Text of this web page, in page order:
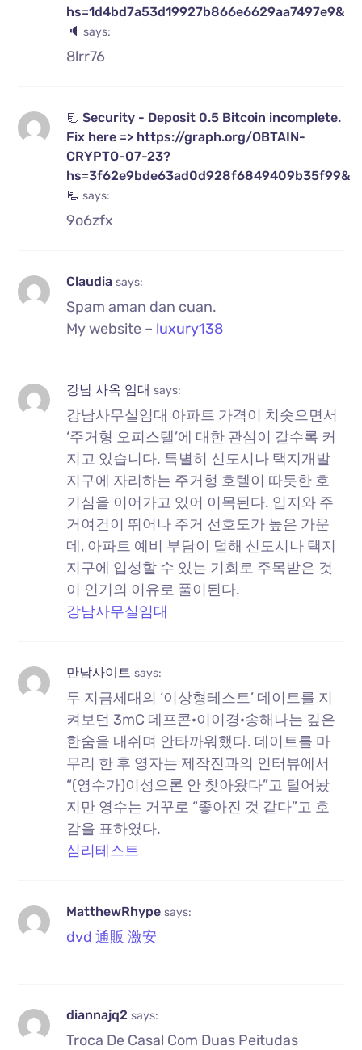
hs=1d4bd7a53d19927b866e6629aa7497e9&
🔈says:
8lrr76
📃 Security - Deposit 0.5 Bitcoin incomplete.
Fix here => https://graph.org/OBTAIN-
CRYPTO-07-23?
hs=3f62e9bde63ad0d928f6849409b35f99&
📃says:
9o6zfx
Claudiasays:
Spam aman dan cuan.
My website – luxury138
강남 사옥 임대says:
강남사무실임대 아파트 가격이 치솟으면서
‘주거형 오피스텔’에 대한 관심이 갈수록 커
지고 있습니다. 특별히 신도시나 택지개발
지구에 자리하는 주거형 호텔이 따듯한 호
기심을 이어가고 있어 이목된다. 입지와 주
거여건이 뛰어나 주거 선호도가 높은 가운
데, 아파트 예비 부담이 덜해 신도시나 택지
지구에 입성할 수 있는 기회로 주목받은 것
이 인기의 이유로 풀이된다.
강남사무실임대
만남사이트says:
두 지금세대의 ‘이상형테스트’ 데이트를 지
켜보던 3mC 데프콘·이이경·송해나는 깊은
한숨을 내쉬며 안타까워했다. 데이트를 마
무리 한 후 영자는 제작진과의 인터뷰에서
“(영수가)이성으론 안 찾아왔다”고 털어놨
지만 영수는 거꾸로 “좋아진 것 같다”고 호
감을 표하였다.
심리테스트
MatthewRhypesays:
dvd 通販 激安
diannajq2says:
Troca De Casal Com Duas Peitudas